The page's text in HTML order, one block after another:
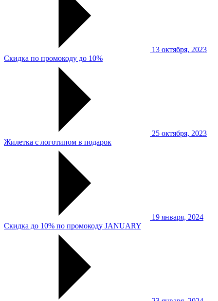
13 октября, 2023
Скидка по промокоду до 10%
25 октября, 2023
Жилетка с логотипом в подарок
19 января, 2024
Скидка до 10% по промокоду JANUARY